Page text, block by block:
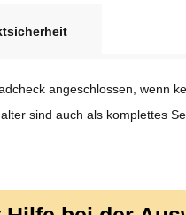
angeschlossen, wenn
sind auch als komplettes